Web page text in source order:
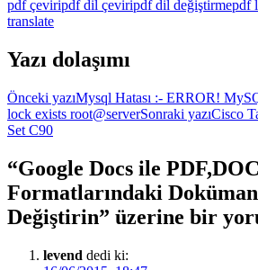
pdf çeviripdf dil çeviripdf dil değiştirmepdf
translate
Yazı dolaşımı
Önceki yazıMysql Hatası :- ERROR!
lock exists root@serverSonraki yazıCisco
Set C90
“Google Docs ile
Formatlarındaki
Değiştirin” üzerine bir
levend dedi ki: